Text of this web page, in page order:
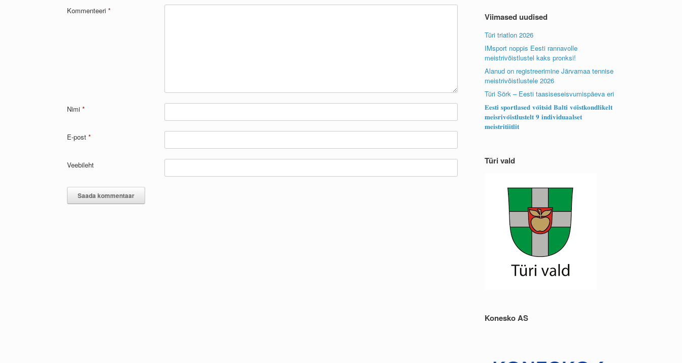
Kommenteeri *
Nimi *
E-post *
Veebileht
Viimased uudised
Türi triatlon 2026
IMsport noppis Eesti rannavolle
meistrivõistlustel kaks pronksi!
Alanud on registreerimine Järvamaa tennise
meistrivõistlustele 2026
Türi Sörk – Eesti taasiseseisvumispäeva eri
𝐄𝐞𝐬𝐭𝐢 𝐬𝐩𝐨𝐫𝐭𝐥𝐚𝐬𝐞𝐝 𝐯𝐨̃𝐢𝐭𝐬𝐢𝐝 𝐁𝐚𝐥𝐭𝐢 𝐯𝐨̃𝐢𝐬𝐭𝐤𝐨𝐧𝐝𝐥𝐢𝐤𝐞𝐥𝐭
𝐦𝐞𝐢𝐬𝐫𝐢𝐯𝐨̃𝐢𝐬𝐭𝐥𝐮𝐬𝐭𝐞𝐥𝐭 𝟗 𝐢𝐧𝐝𝐢𝐯𝐢𝐝𝐮𝐚𝐚𝐥𝐬𝐞𝐭
𝐦𝐞𝐢𝐬𝐭𝐫𝐢𝐭𝐢𝐢𝐭𝐥𝐢𝐭
Türi vald
Konesko AS